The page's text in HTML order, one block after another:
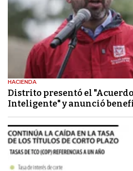
HACIENDA
Distrito presentó el
Inteligente" y anunció